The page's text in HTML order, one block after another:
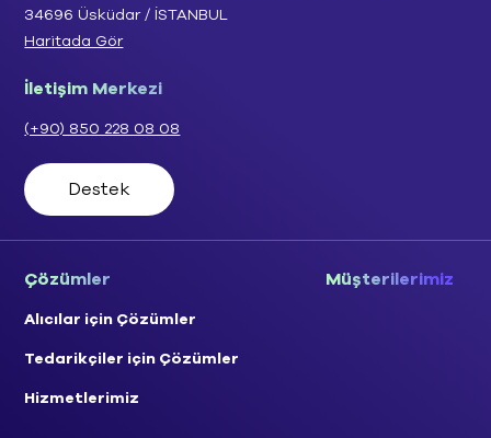
34696 Üsküdar / İSTANBUL
Haritada Gör
İletişim Merkezi
(+90) 850 228 08 08
Destek
Çözümler
Alıcılar için Çözümler
Tedarikçiler için Çözümler
Hizmetlerimiz
Müşterilerimiz